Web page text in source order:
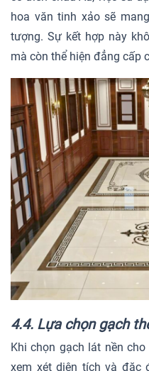
hoa văn tinh xảo sẽ
tượng. Sự kết hợp này
mà còn thể hiện đẳng cấp
4.4. Lựa chọn gạch
Khi chọn gạch lát nền
xem xét diện tích và đặc